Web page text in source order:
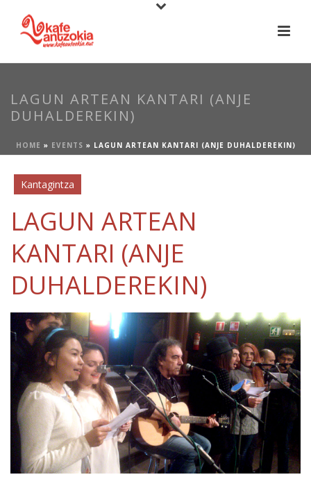
LAGUN ARTEAN KANTARI (ANJE
DUHALDEREKIN)
HOME » EVENTS » LAGUN ARTEAN KANTARI (ANJE DUHALDEREKIN)
Kantagintza
LAGUN ARTEAN
KANTARI (ANJE
DUHALDEREKIN)